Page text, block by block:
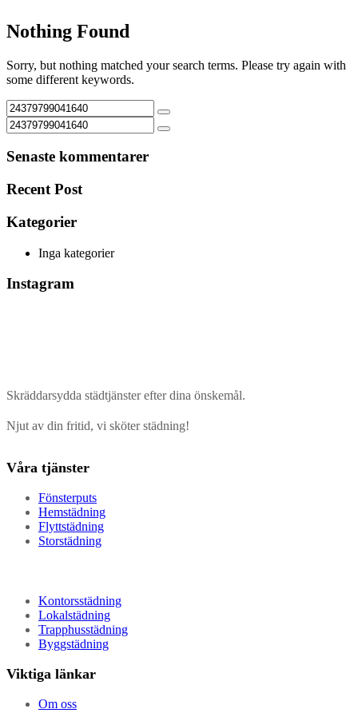
Nothing Found
Sorry, but nothing matched your search terms. Please try again with
some different keywords.
Senaste kommentarer
Recent Post
Kategorier
Inga kategorier
Instagram
Skräddarsydda städtjänster efter dina önskemål.
Njut av din fritid, vi sköter städning!
Våra tjänster
Fönsterputs
Hemstädning
Flyttstädning
Storstädning
Kontorsstädning
Lokalstädning
Trapphusstädning
Byggstädning
Viktiga länkar
Om oss